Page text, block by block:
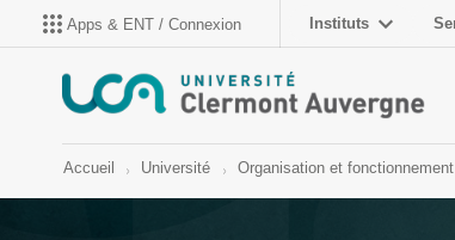
Apps & ENT / Connexion Instituts
Accueil Université Organisation et fonctionnement